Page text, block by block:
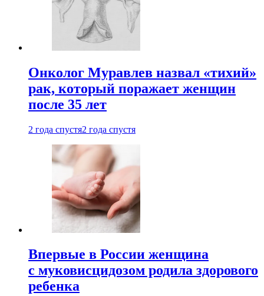
Онколог Муравлев назвал «тихий»
рак, который поражает женщин
после 35 лет
2 года спустя2 года спустя
Впервые в России женщина
с муковисцидозом родила здорового
ребенка